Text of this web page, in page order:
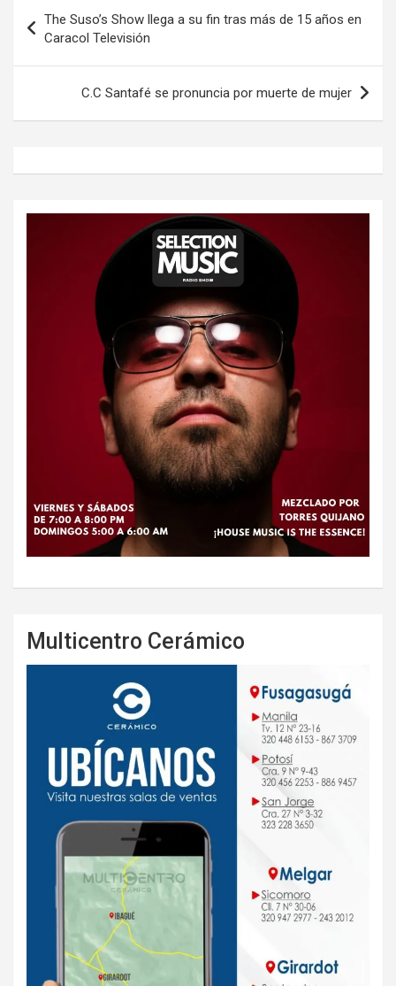
de
entradas
The Suso’s Show llega a su fin tras más de 15 años en
Caracol Televisión
C.C Santafé se pronuncia por muerte de mujer
Multicentro Cerámico